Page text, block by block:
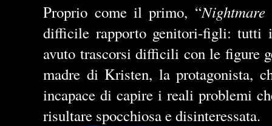
Proprio come il primo, “Nightmare
difficile rapporto genitori-figli: tutti
avuto trascorsi difficili con le figure
madre di Kristen, la protagonista,
incapace di capire i reali problemi
risultare spocchiosa e disinteressata.